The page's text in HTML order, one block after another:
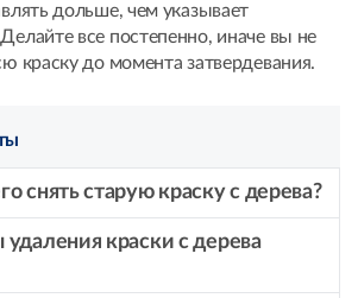
дольше, чем указывает
все постепенно, иначе вы не
краску до момента затвердевания.
снять старую краску с дерева?
удаления краски с дерева